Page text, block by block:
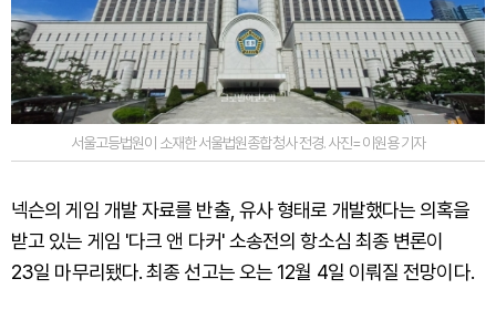
서울고등법원이 소재한 서울법원종합청사 전경. 사진=이원용 기자
넥슨의 게임 개발 자료를 반출, 유사 형태로 개발했다는 의혹을
받고 있는 게임 '다크 앤 다커' 소송전의 항소심 최종 변론이
23일 마무리됐다. 최종 선고는 오는 12월 4일 이뤄질 전망이다.